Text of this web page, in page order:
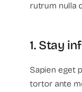
rutrum nulla
1. Stay
Sapien eget
tortor ante